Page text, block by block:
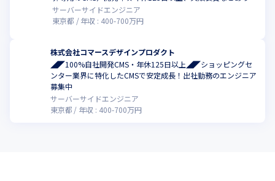
サーバーサイドエンジニア
東京都
年収 : 400-700万円
株式会社コマースデザインプロダクト
◢◤100%自社開発CMS・年休125日以上◢◤ショッピングセ
ンター業界に特化したCMSで安定成長！出社勤務のエンジニア
募集中
サーバーサイドエンジニア
東京都
年収 : 400-700万円